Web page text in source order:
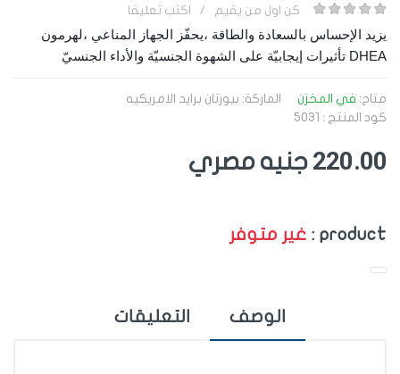
كن اول من يقيم / اكتب تعليقا
يزيد الإحساس بالسعادة والطاقة ،يحفّز الجهاز المناعي ،لهرمون
DHEA تأثيرات إيجابيّة على الشهوة الجنسيّة والأداء الجنسيّ
متاح: في المخزن الماركة: بيورتان برايد الامريكيه
كود المنتج : 5031
220.00 جنيه مصري
product : غير متوفر
الوصف التعليقات